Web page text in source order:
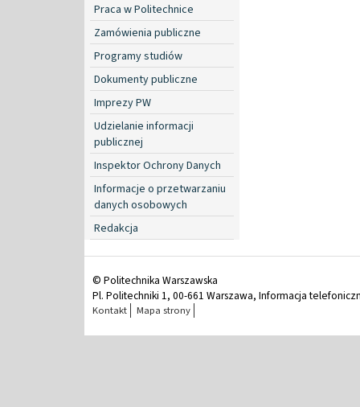
Praca w Politechnice
Zamówienia publiczne
Programy studiów
Dokumenty publiczne
Imprezy PW
Udzielanie informacji
publicznej
Inspektor Ochrony Danych
Informacje o przetwarzaniu
danych osobowych
Redakcja
© Politechnika Warszawska
Pl. Politechniki 1, 00-661 Warszawa, Informacja
Kontakt Mapa strony